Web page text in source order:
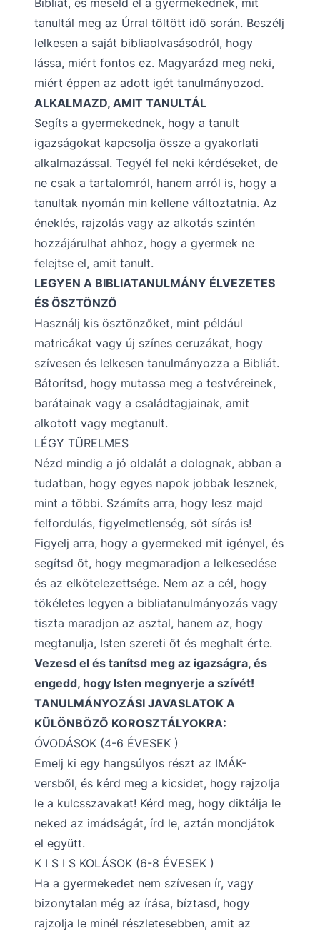
Bibliát, és meséld el a gyermekednek, mit
tanultál meg az Úrral töltött idő során. Beszélj
lelkesen a saját bibliaolvasásodról, hogy
lássa, miért fontos ez. Magyarázd meg neki,
miért éppen az adott igét tanulmányozod.
ALKALMAZD, AMIT TANULTÁL
Segíts a gyermekednek, hogy a tanult
igazságokat kapcsolja össze a gyakorlati
alkalmazással. Tegyél fel neki kérdéseket, de
ne csak a tartalomról, hanem arról is, hogy a
tanultak nyomán min kellene változtatnia. Az
éneklés, rajzolás vagy az alkotás szintén
hozzájárulhat ahhoz, hogy a gyermek ne
felejtse el, amit tanult.
LEGYEN A BIBLIATANULMÁNY ÉLVEZETES
ÉS ÖSZTÖNZŐ
Használj kis ösztönzőket, mint például
matricákat vagy új színes ceruzákat, hogy
szívesen és lelkesen tanulmányozza a Bibliát.
Bátorítsd, hogy mutassa meg a testvéreinek,
barátainak vagy a családtagjainak, amit
alkotott vagy megtanult.
LÉGY TÜRELMES
Nézd mindig a jó oldalát a dolognak, abban a
tudatban, hogy egyes napok jobbak lesznek,
mint a többi. Számíts arra, hogy lesz majd
felfordulás, figyelmetlenség, sőt sírás is!
Figyelj arra, hogy a gyermeked mit igényel, és
segítsd őt, hogy megmaradjon a lelkesedése
és az elkötelezettsége. Nem az a cél, hogy
tökéletes legyen a bibliatanulmányozás vagy
tiszta maradjon az asztal, hanem az, hogy
megtanulja, Isten szereti őt és meghalt érte.
Vezesd el és tanítsd meg az igazságra, és
engedd, hogy Isten megnyerje a szívét!
TANULMÁNYOZÁSI JAVASLATOK A
KÜLÖNBÖZŐ KOROSZTÁLYOKRA:
ÓVODÁSOK (4-6 ÉVESEK )
Emelj ki egy hangsúlyos részt az IMÁK-
versből, és kérd meg a kicsidet, hogy rajzolja
le a kulcsszavakat! Kérd meg, hogy diktálja le
neked az imádságát, írd le, aztán mondjátok
el együtt.
K I S I S KOLÁSOK (6-8 ÉVESEK )
Ha a gyermekedet nem szívesen ír, vagy
bizonytalan még az írása, bíztasd, hogy
rajzolja le minél részletesebben, amit az